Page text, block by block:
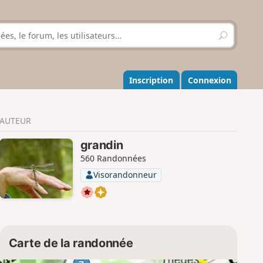
R
e
h
e
r
r
Inscription Connexion
AUTEUR
grandin
560 Randonnées
Visorandonneur
Carte de la randonnée